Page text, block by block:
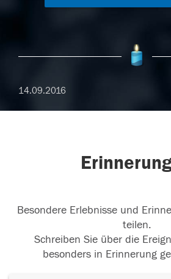
14.09.2016
Besondere Erlebnisse und
teilen.
Schreiben Sie über die
besonders in Erinnerung